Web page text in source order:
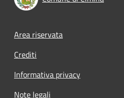
Footer menu
Area riservata
Crediti
Informativa privacy
Note legali